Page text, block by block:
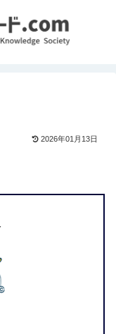
2026年01月13日